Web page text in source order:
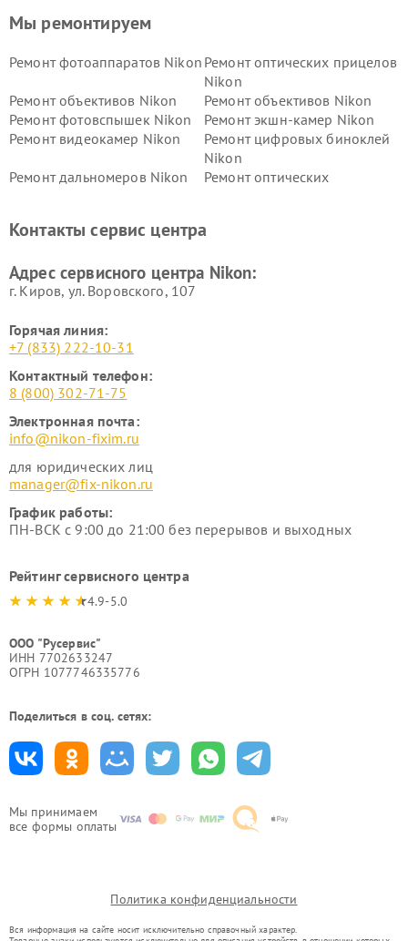
Мы принимаем
все формы оплаты
Мы ремонтируем
Ремонт фотоаппаратов Nikon Ремонт оптических прицелов
Nikon
Ремонт объективов Nikon
Ремонт объективов Nikon
Ремонт фотовспышек Nikon
Ремонт экшн-камер Nikon
Ремонт видеокамер Nikon
Ремонт цифровых биноклей
Nikon
Ремонт дальномеров Nikon
Ремонт оптических
Контакты сервис центра
Адрес сервисного центра Nikon:
г. Киров, ул. Воровского, 107
Горячая линия:
+7 (833) 222-10-31
Контактный телефон:
8 (800) 302-71-75
Электронная почта:
info@nikon-fixim.ru
для юридических лиц
manager@fix-nikon.ru
График работы:
ПН-ВСК с 9:00 до 21:00 без перерывов и выходных
Рейтинг сервисного центра
4.9-5.0
ООО "Русервис"
ИНН 7702633247
ОГРН 1077746335776
Поделиться в соц. сетях:
Политика конфиденциальности
Вся информация на сайте носит исключительно справочный характер.